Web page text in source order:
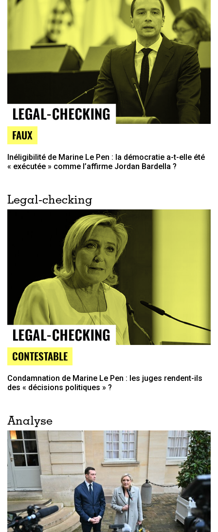
FAUX
Inéligibilité de Marine Le Pen : la démocratie a-t-elle été
« exécutée » comme l’affirme Jordan Bardella ?
Legal-checking
CONTESTABLE
Condamnation de Marine Le Pen : les juges rendent-ils
des « décisions politiques » ?
Analyse